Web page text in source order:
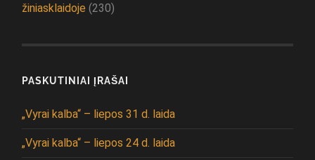
žiniasklaidoje (230)
PASKUTINIAI ĮRAŠAI
„Vyrai kalba“ – liepos 31 d. laida
„Vyrai kalba“ – liepos 24 d. laida